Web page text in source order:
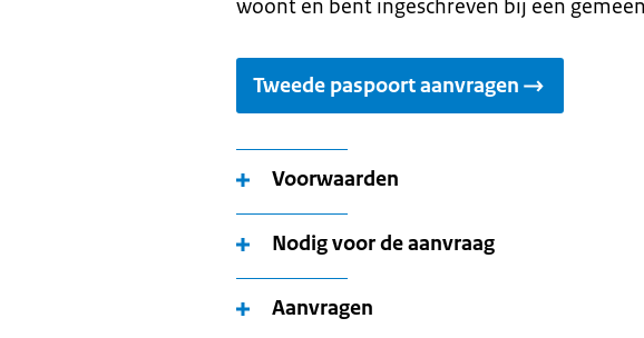
woont en bent ingeschreven bij een
Tweede paspoort aanvragen
Voorwaarden
Nodig voor de aanvraag
Aanvragen